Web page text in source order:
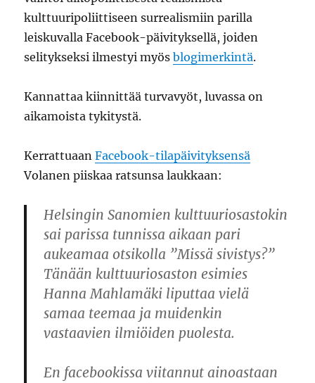
kulttuuripoliittiseen surrealismiin parilla
leiskuvalla Facebook-päivityksellä, joiden
selitykseksi ilmestyi myösblogimerkintä.
Kannattaa kiinnittää turvavyöt, luvassa on
aikamoista tykitystä.
KerrattuaanFacebook-tilapäivityksensä
Volanen piiskaa ratsunsa laukkaan:
Helsingin Sanomien kulttuuriosastokin
sai parissa tunnissa aikaan pari
aukeamaa otsikolla ”Missä sivistys?”
Tänään kulttuuriosaston esimies
Hanna Mahlamäki liputtaa vielä
samaa teemaa ja muidenkin
vastaavien ilmiöiden puolesta.
En facebookissa viitannut ainoastaan